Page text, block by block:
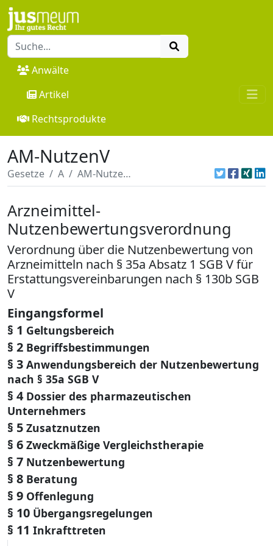
Anwälte
Artikel
Rechtsprodukte
AM-NutzenV
Gesetze A AM-NutzenV
Arzneimittel-
Nutzenbewertungsverordnung
Verordnung über die Nutzenbewertung von
Arzneimitteln nach § 35a Absatz 1 SGB V für
Erstattungsvereinbarungen nach § 130b SGB
V
Eingangsformel
§ 1 Geltungsbereich
§ 2 Begriffsbestimmungen
§ 3 Anwendungsbereich der Nutzenbewertung
nach § 35a SGB V
§ 4 Dossier des pharmazeutischen
Unternehmers
§ 5 Zusatznutzen
§ 6 Zweckmäßige Vergleichstherapie
§ 7 Nutzenbewertung
§ 8 Beratung
§ 9 Offenlegung
§ 10 Übergangsregelungen
§ 11 Inkrafttreten